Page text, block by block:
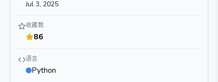
Jul 3, 2025
收藏数
86
语言
Python